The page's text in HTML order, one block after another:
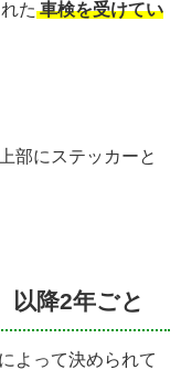
た 車検を受けてい
部にステッカーと
以降2年ごと
よって決められて